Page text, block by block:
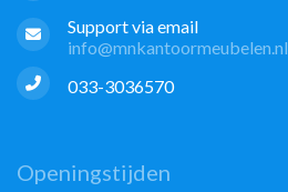
Support via email
info@mnkantoormeubelen.nl
033-3036570
Openingstijden